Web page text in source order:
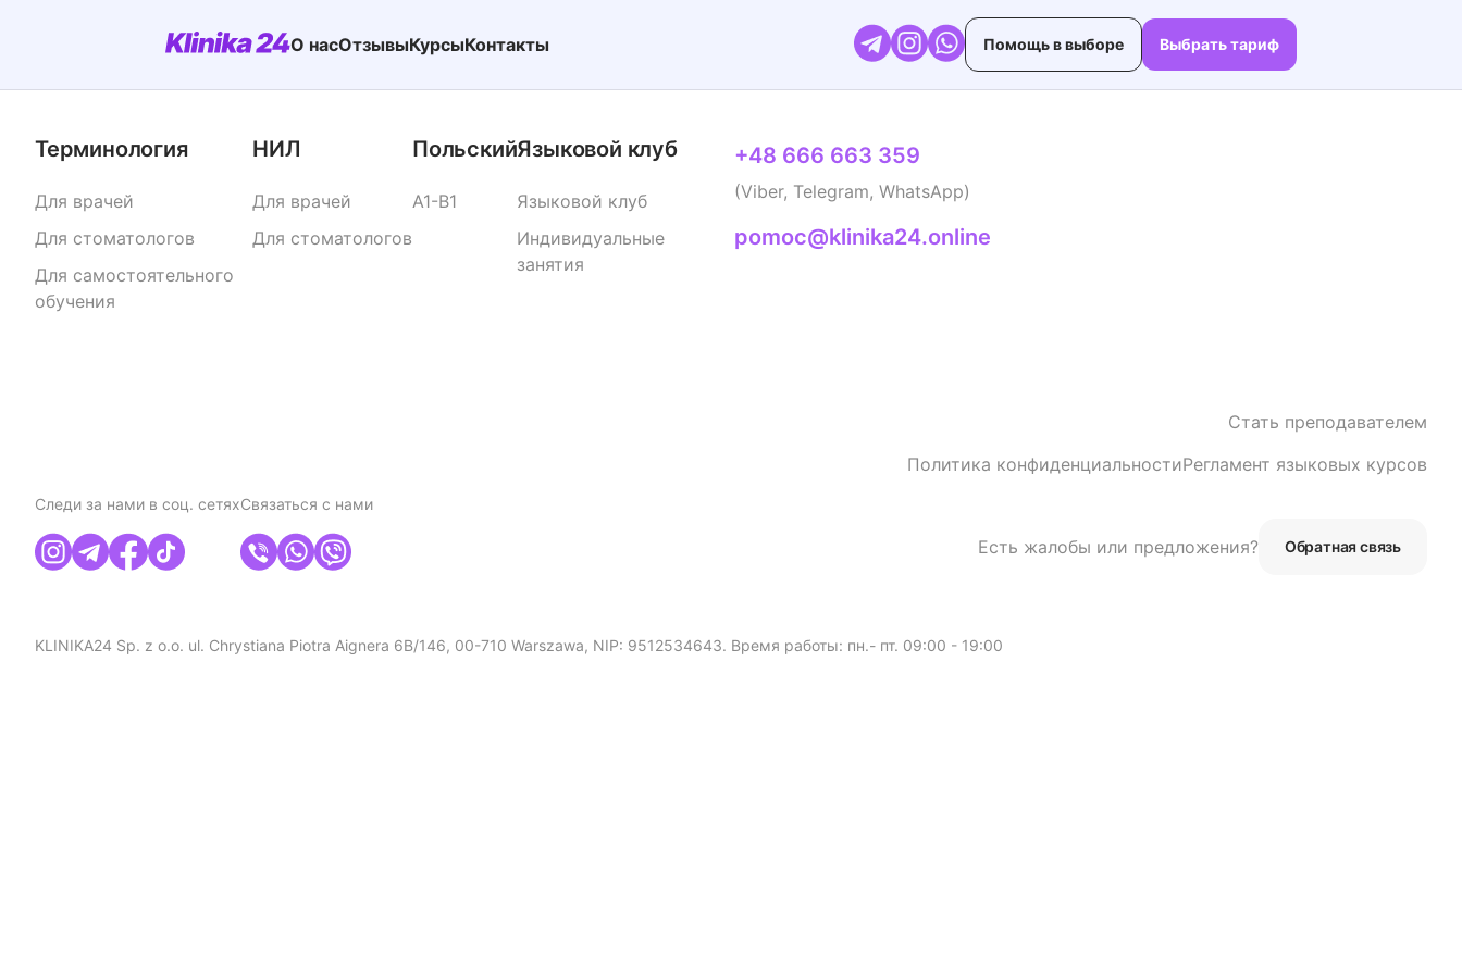
О насОтзывыКурсыКонтакты Помощь в выборе Выбрать тариф
Терминология
Для врачей
Для стоматологов
Для самостоятельного
обучения
НИЛ
Для врачей
Для стоматологов
Польский
A1-B1
Языковой клуб
Языковой клуб
Индивидуальные
занятия
+48 666 663 359
(Viber, Telegram, WhatsApp)
pomoc@klinika24.online
Стать преподавателем
Политика конфиденциальностиРегламент языковых курсов
Следи за нами в соц. сетяхСвязаться с нами
Есть жалобы или предложения? Обратная связь
KLINIKA24 Sp. z o.o. ul. Chrystiana Piotra Aignera 6B/146, 00-710 Warszawa, NIP: 9512534643. Время работы: пн.- пт. 09:00 - 19:00